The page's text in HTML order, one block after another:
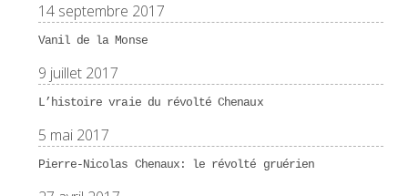
14 septembre 2017
Vanil de la Monse
9 juillet 2017
L’histoire vraie du révolté Chenaux
5 mai 2017
Pierre-Nicolas Chenaux: le révolté gruérien